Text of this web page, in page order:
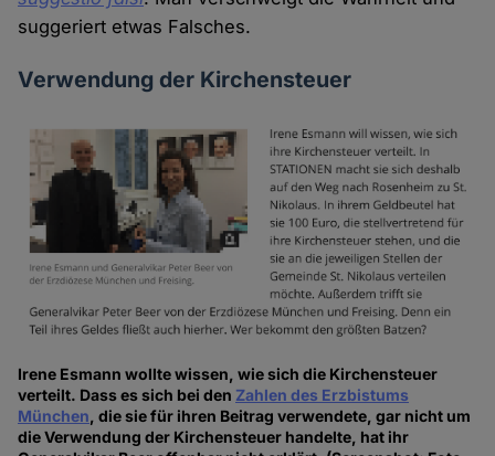
suggeriert etwas Falsches.
Verwendung der Kirchensteuer
Irene Esmann wollte wissen, wie sich die Kirchensteuer
verteilt. Dass es sich bei den Zahlen des Erzbistums
München, die sie für ihren Beitrag verwendete, gar nicht um
die Verwendung der Kirchensteuer handelte, hat ihr